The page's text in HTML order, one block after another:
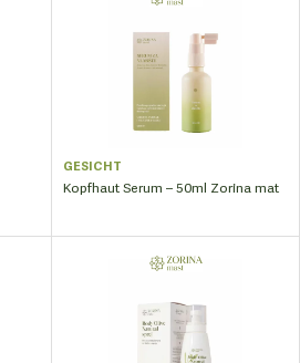
GESICHT
Kopfhaut Serum – 50ml Zorina mat